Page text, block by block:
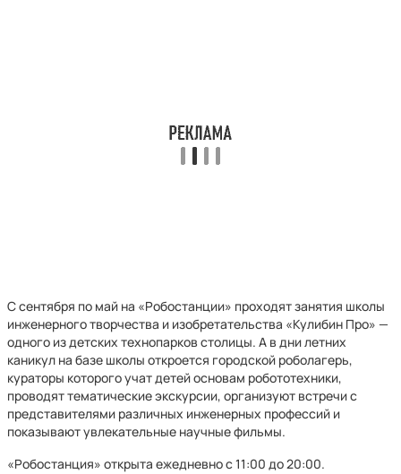
С сентября по май на «Робостанции» проходят занятия школы
инженерного творчества и изобретательства «Кулибин Про» —
одного из детских технопарков столицы. А в дни летних
каникул на базе школы откроется городской роболагерь,
кураторы которого учат детей основам робототехники,
проводят тематические экскурсии, организуют встречи с
представителями различных инженерных профессий и
показывают увлекательные научные фильмы.
«Робостанция» открыта ежедневно с 11:00 до 20:00.